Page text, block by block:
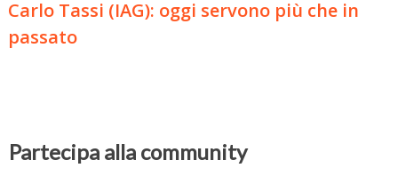
Carlo Tassi (IAG): oggi servono più che in
passato
Partecipa alla community